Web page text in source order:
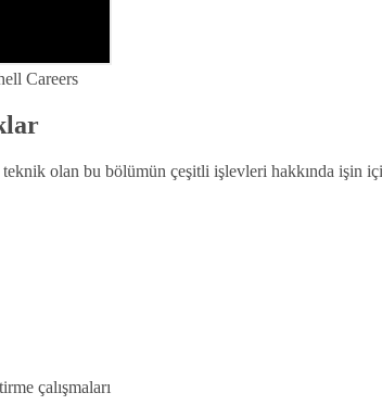
Careers
olan bu bölümün çeşitli işlevleri hakkında işin
çalışmaları